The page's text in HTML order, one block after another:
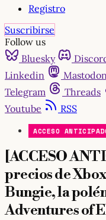
Registro
Suscribirse
Follow us
Bluesky
Linkedin
Telegram
Threads
Youtube
RSS
ACCESO
[ACCESO
precios de
Bungie, la
Adventures of